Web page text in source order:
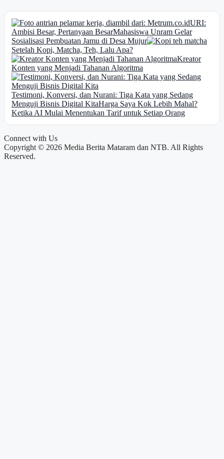
URI:
Ambisi Besar, Pertanyaan BesarMahasiswa Unram Gelar
Sosialisasi Pembuatan Jamu di Desa Mujur
Setelah Kopi, Matcha, Teh, Lalu Apa?
Kreator
Konten yang Menjadi Tahanan Algoritma
Testimoni, Konversi, dan Nurani: Tiga Kata yang Sedang
Menguji Bisnis Digital KitaHarga Saya Kok Lebih Mahal?
Ketika AI Mulai Menentukan Tarif untuk Setiap Orang
Connect with Us
Copyright © 2026 Media Berita Mataram dan NTB. All Rights
Reserved.